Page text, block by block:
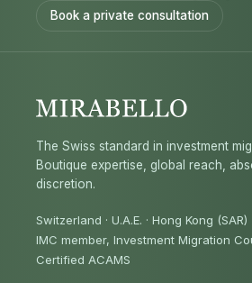
Book a private consultation
The Swiss standard in investment
Boutique expertise, global reach,
discretion.
Switzerland · U.A.E. · Hong Kong (SAR)
IMC member, Investment Migration
Certified ACAMS